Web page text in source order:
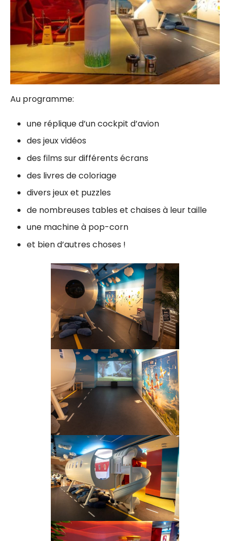
Au programme:
une réplique d’un cockpit d’avion
des jeux vidéos
des films sur différents écrans
des livres de coloriage
divers jeux et puzzles
de nombreuses tables et chaises à leur taille
une machine à pop-corn
et bien d’autres choses !